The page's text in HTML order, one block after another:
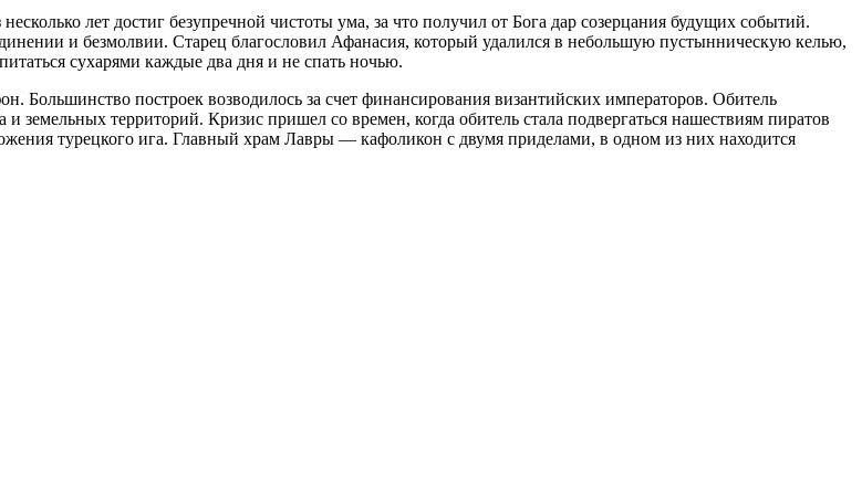
лет достиг безупречной чистоты ума, за что получил от Бога дар созерцания будущих событий.
и безмолвии. Старец благословил Афанасия, который удалился в небольшую пустынническую келью,
сухарями каждые два дня и не спать ночью.
построек возводилось за счет финансирования византийских императоров. Обитель
земельных территорий. Кризис пришел со времен, когда обитель стала подвергаться нашествиям пиратов
турецкого ига. Главный храм Лавры — кафоликон с двумя приделами, в одном из них находится